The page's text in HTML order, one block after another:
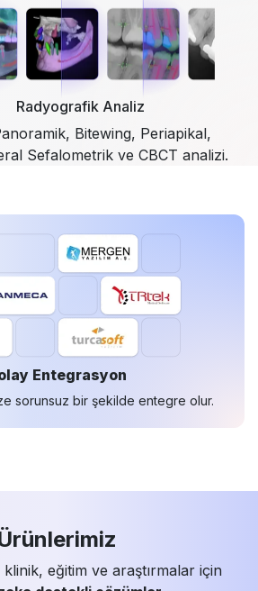
Radyografik Analiz
Bitewing, Periapikal,
Sefalometrik ve CBCT analizi.
Entegrasyon
sorunsuz bir şekilde entegre olur.
eğitim ve araştırmalar için